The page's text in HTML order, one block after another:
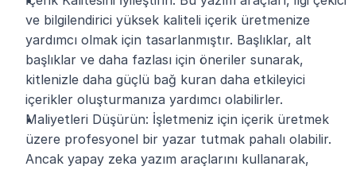
ve bilgilendirici yüksek kaliteli içerik üretmenize
yardımcı olmak için tasarlanmıştır. Başlıklar, alt
başlıklar ve daha fazlası için öneriler sunarak,
kitlenizle daha güçlü bağ kuran daha etkileyici
içerikler oluşturmanıza yardımcı olabilirler.
Maliyetleri Düşürün: İşletmeniz için içerik üretmek
üzere profesyonel bir yazar tutmak pahalı olabilir.
Ancak yapay zeka yazım araçlarını kullanarak,